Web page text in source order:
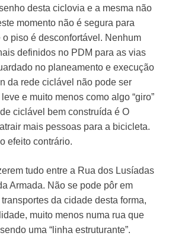
desta ciclovia e a mesma não
momento não é segura para
piso é desconfortável. Nenhum
definidos no PDM para as vias
no planeamento e execução
da rede ciclável não pode ser
e muito menos como algo “giro”
ciclável bem construída é O
mais pessoas para a bicicleta.
efeito contrário.
tudo entre a Rua dos Lusíadas
Armada. Não se pode pôr em
da cidade desta forma,
muito menos numa rua que
uma “linha estruturante”.